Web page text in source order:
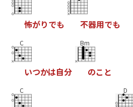
怖がりでも 不器用でも
C
いつかは自分
Bm
のこ と
C D